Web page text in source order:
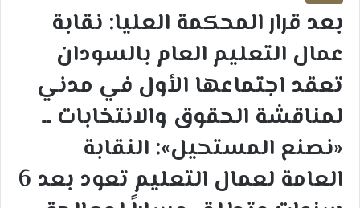
​بعد قرار المحكمة العليا: نقابة
عمال التعليم العام بالسودان
تعقد اجتماعها الأول في مدني
لمناقشة الحقوق والانتخابات ــ ​
«نصنع المستحيل»: النقابة
العامة لعمال التعليم تعود بعد 6